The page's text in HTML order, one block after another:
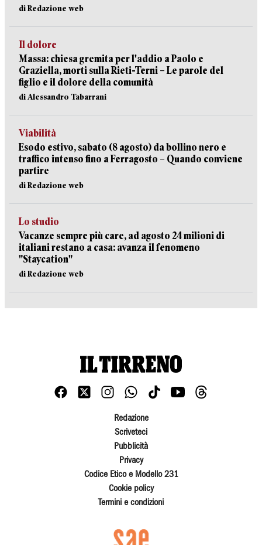
di Redazione web
Il dolore
Massa: chiesa gremita per l'addio a Paolo e
Graziella, morti sulla Rieti-Terni – Le parole del
figlio e il dolore della comunità
di Alessandro Tabarrani
Viabilità
Esodo estivo, sabato (8 agosto) da bollino nero e
traffico intenso fino a Ferragosto – Quando conviene
partire
di Redazione web
Lo studio
Vacanze sempre più care, ad agosto 24 milioni di
italiani restano a casa: avanza il fenomeno
"Staycation"
di Redazione web
Redazione
Scriveteci
Pubblicità
Privacy
Codice Etico e Modello 231
Cookie policy
Termini e condizioni